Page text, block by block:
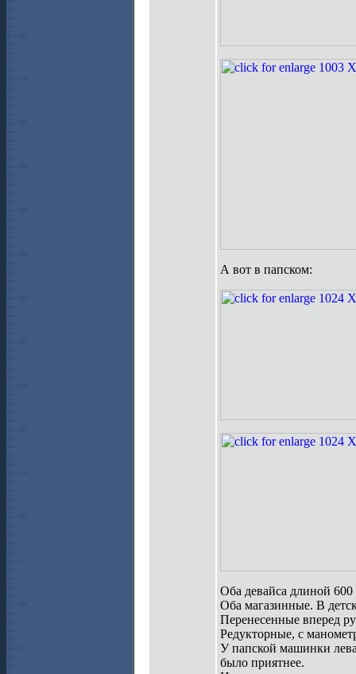
А вот в папском:
Оба девайса длиной
Оба магазинные. В
Перенесенные вперед
Редукторные, с
У папской машинки
было приятнее.